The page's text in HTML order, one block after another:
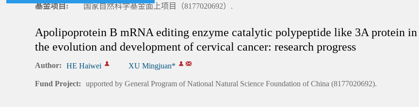
基金项目: 国家自然科学基金面上项目（8177020692）.
Apolipoprotein B mRNA editing enzyme catalytic polypeptide like 3A protein in
the evolution and development of cervical cancer: research progress
Author: HE Haiwei XU Mingjuan*
Fund Project: upported by General Program of National Natural Science Foundation of China (8177020692).